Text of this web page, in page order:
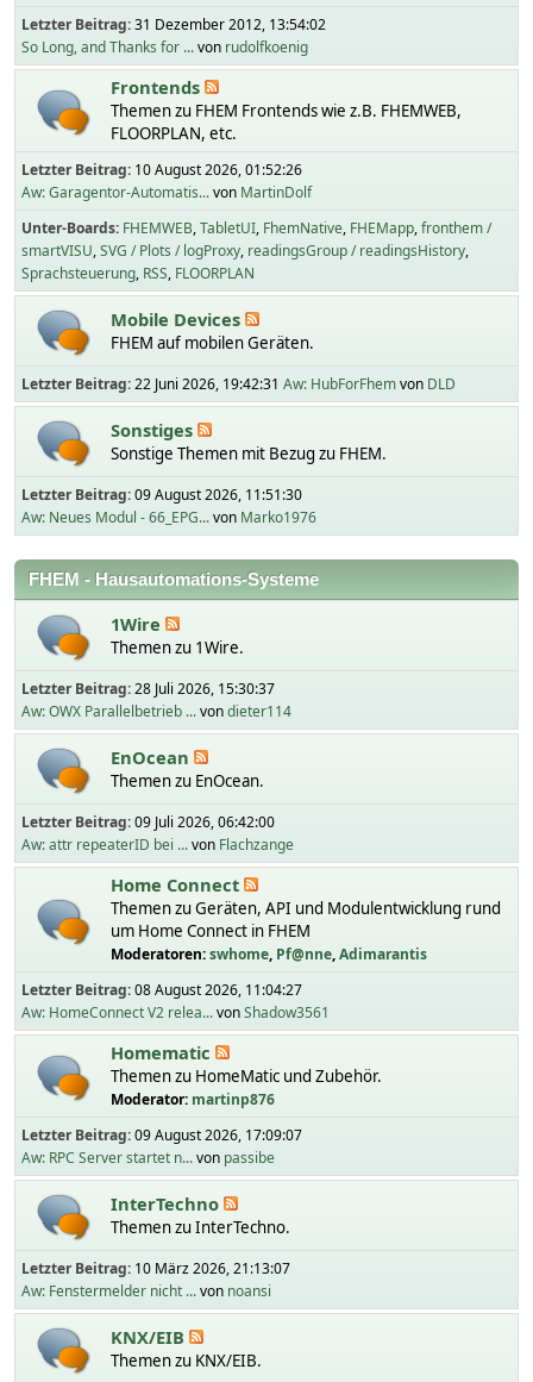
Letzter Beitrag:31 Dezember 2012, 13:54:02
So Long, and Thanks for ...von rudolfkoenig
Frontends
Themen zu FHEM Frontends wie z.B. FHEMWEB,
FLOORPLAN, etc.
Letzter Beitrag: 10 August 2026, 01:52:26
Aw: Garagentor-Automatis...von MartinDolf
Unter-Boards FHEMWEB TabletUI FhemNative FHEMapp fronthem /
smartVISU SVG / Plots / logProxy readingsGroup / readingsHistory
Sprachsteuerung RSS FLOORPLAN
Mobile Devices
FHEM auf mobilen Geräten.
Letzter Beitrag:22 Juni 2026, 19:42:31 Aw: HubForFhemvon DLD
Sonstiges
Sonstige Themen mit Bezug zu FHEM.
Letzter Beitrag:09 August 2026, 11:51:30
Aw: Neues Modul - 66_EPG...von Marko1976
FHEM - Hausautomations-Systeme
1Wire
Themen zu 1Wire.
Letzter Beitrag:28 Juli 2026, 15:30:37
Aw: OWX Parallelbetrieb ...vondieter114
EnOcean
Themen zu EnOcean.
Letzter Beitrag:09 Juli 2026, 06:42:00
Aw: attr repeaterID bei ...von Flachzange
Home Connect
Themen zu Geräten, API und Modulentwicklung rund
um Home Connect in FHEM
Moderatoren:swhome, Pf@nne,Adimarantis
Letzter Beitrag:08 August 2026, 11:04:27
Aw: HomeConnect V2 relea...vonShadow3561
Homematic
Themen zu HomeMatic und Zubehör.
Moderator: martinp876
Letzter Beitrag:09 August 2026, 17:09:07
Aw: RPC Server startet n...von passibe
InterTechno
Themen zu InterTechno.
Letzter Beitrag: 10 März 2026, 21:13:07
Aw: Fenstermelder nicht ...von noansi
KNX/EIB
Themen zu KNX/EIB.